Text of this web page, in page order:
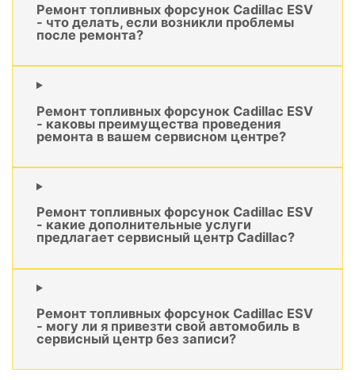
Ремонт топливных форсунок Cadillac ESV
- что делать, если возникли проблемы
после ремонта?
Ремонт топливных форсунок Cadillac ESV
- каковы преимущества проведения
ремонта в вашем сервисном центре?
Ремонт топливных форсунок Cadillac ESV
- какие дополнительные услуги
предлагает сервисный центр Cadillac?
Ремонт топливных форсунок Cadillac ESV
- могу ли я привезти свой автомобиль в
сервисный центр без записи?